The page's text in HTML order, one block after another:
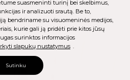
PASAULYJE
suasmeninti turinį bei skelbimus,
ir analizuoti srautą. Be to,
bendriname su visuomeninės medijos,
kurie gali ją pridėti prie kitos jūsų
surinktos informacijos
slapukų nustatymus .
Sutinku